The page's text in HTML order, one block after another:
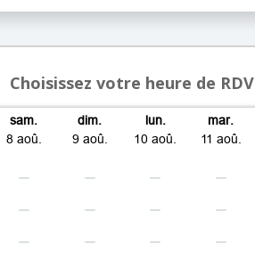
Choisissez votre heure de RDV
sam.
8 aoû.
dim.
9 aoû.
lun.
10 aoû.
mar.
11 aoû.